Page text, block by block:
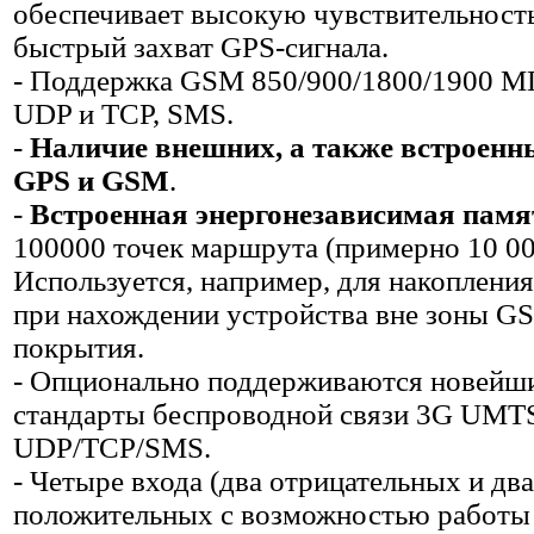
обеспечивает высокую
быстрый захват GPS-сигнала.
- Поддержка GSM 850/900/1800/1900
UDP и TCP, SMS.
- Наличие внешних, а также
GPS и GSM.
- Встроенная энергонезависимая
100000 точек маршрута (примерно 10
Используется, например, для
при нахождении устройства вне зоны
покрытия.
- Опционально поддерживаются
стандарты беспроводной связи 3G
UDP/TCP/SMS.
- Четыре входа (два отрицательных и два
положительных с возможностью